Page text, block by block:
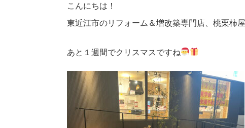
こんにちは！
東近江市のリフォーム＆増改築専門店、桃栗柿
あと１週間でクリスマスですね